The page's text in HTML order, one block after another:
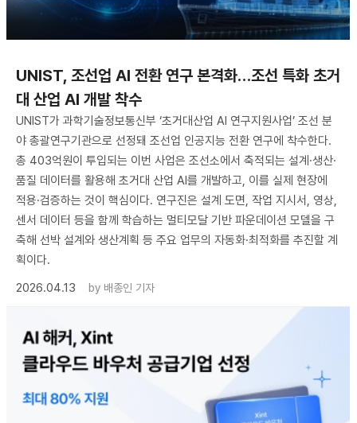
UNIST, 조선업 AI 전환 연구 본격화…조선 특화 초거
대 산업 AI 개발 착수
UNIST가 과학기술정보통신부 ‘초거대산업 AI 연구지원사업’ 조선 분
야 총괄연구기관으로 선정돼 조선업 인공지능 전환 연구에 착수한다.
총 403억원이 투입되는 이번 사업은 조선소에서 축적되는 설계·생산·
품질 데이터를 활용해 초거대 산업 AI를 개발하고, 이를 실제 현장에
적용·검증하는 것이 핵심이다. 연구진은 설계 도면, 작업 지시서, 영상,
센서 데이터 등을 함께 학습하는 멀티모달 기반 파운데이션 모델을 구
축해 선박 설계와 생산계획 등 주요 업무의 자동화·최적화를 추진할 계
획이다.
2026.04.13
by 배종인 기자